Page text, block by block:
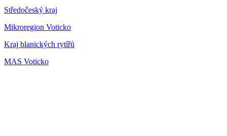
Středočeský kraj
Mikroregion Voticko
Kraj blanických rytířů
MAS Voticko